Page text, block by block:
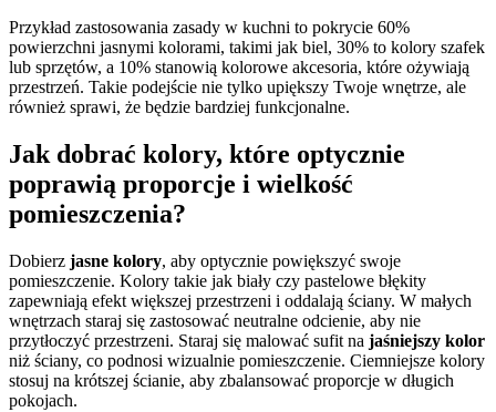
Przykład zastosowania zasady w kuchni to pokrycie 60%
powierzchni jasnymi kolorami, takimi jak biel, 30% to kolory szafek
lub sprzętów, a 10% stanowią kolorowe akcesoria, które ożywiają
przestrzeń. Takie podejście nie tylko upiększy Twoje wnętrze, ale
również sprawi, że będzie bardziej funkcjonalne.
Jak dobrać kolory, które optycznie
poprawią proporcje i wielkość
pomieszczenia?
Dobierz jasne kolory, aby optycznie powiększyć swoje
pomieszczenie. Kolory takie jak biały czy pastelowe błękity
zapewniają efekt większej przestrzeni i oddalają ściany. W małych
wnętrzach staraj się zastosować neutralne odcienie, aby nie
przytłoczyć przestrzeni. Staraj się malować sufit na jaśniejszy kolor
niż ściany, co podnosi wizualnie pomieszczenie. Ciemniejsze kolory
stosuj na krótszej ścianie, aby zbalansować proporcje w długich
pokojach.